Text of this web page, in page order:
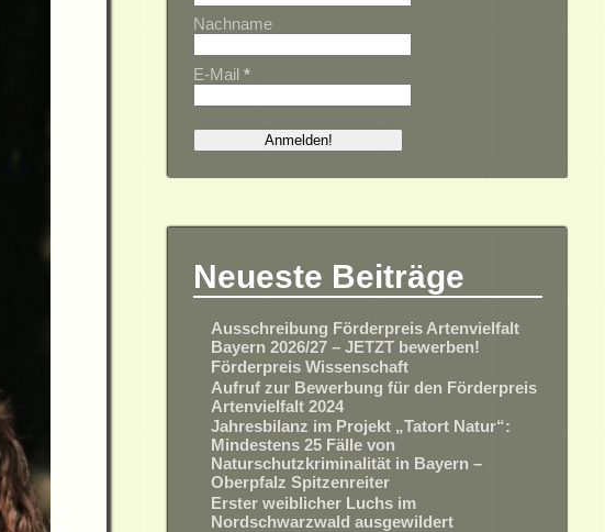
Nachname
E-Mail*
Neueste Beiträge
Ausschreibung Förderpreis Artenvielfalt
Bayern 2026/27 – JETZT bewerben!
Förderpreis Wissenschaft
Aufruf zur Bewerbung für den Förderpreis
Artenvielfalt 2024
Jahresbilanz im Projekt „Tatort Natur“:
Mindestens 25 Fälle von
Naturschutzkriminalität in Bayern –
Oberpfalz Spitzenreiter
Erster weiblicher Luchs im
Nordschwarzwald ausgewildert